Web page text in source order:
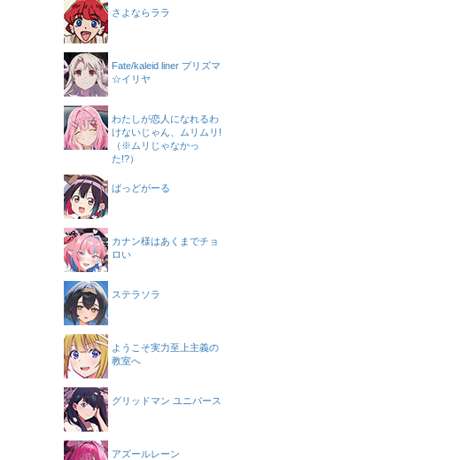
さよならララ
Fate/kaleid liner プリズマ
☆イリヤ
わたしが恋人になれるわ
けないじゃん、ムリムリ!
（※ムリじゃなかっ
た!?）
ばっどがーる
カナン様はあくまでチョ
ロい
ステラソラ
ようこそ実力至上主義の
教室へ
グリッドマン ユニバース
アズールレーン